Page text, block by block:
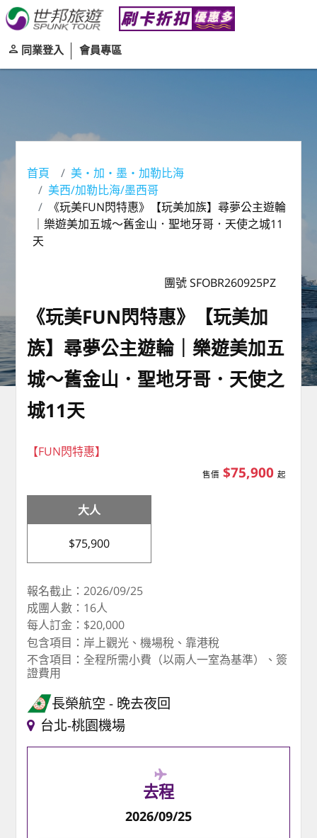
同業登入 會員專區
首頁
美‧加‧墨‧加勒比海
美西/加勒比海/墨西哥
《玩美FUN閃特惠》【玩美加族】尋夢公主遊輪
｜樂遊美加五城～舊金山．聖地牙哥．天使之城11
天
團號 SFOBR260925PZ
《玩美FUN閃特惠》【玩美加
族】尋夢公主遊輪｜樂遊美加五
城～舊金山．聖地牙哥．天使之
城11天
【FUN閃特惠】
售價 $75,900 起
大人
$75,900
報名截止：2026/09/25
成團人數：16人
每人訂金：$20,000
包含項目：岸上觀光、機場稅、靠港稅
不含項目：全程所需小費（以兩人一室為基準）、簽
證費用
長榮航空
晚去夜回
台北-桃園機場
去程
2026/09/25